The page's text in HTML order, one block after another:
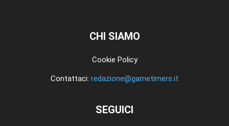
CHI SIAMO
Cookie Policy
Contattaci: redazione@gametimers.it
SEGUICI